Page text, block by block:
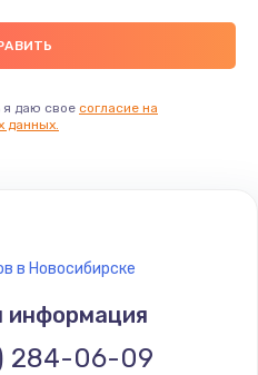
моста
руб.
питания
руб.
я даю свое согласие на
данных.
в Новосибирске
информация
284-06-09